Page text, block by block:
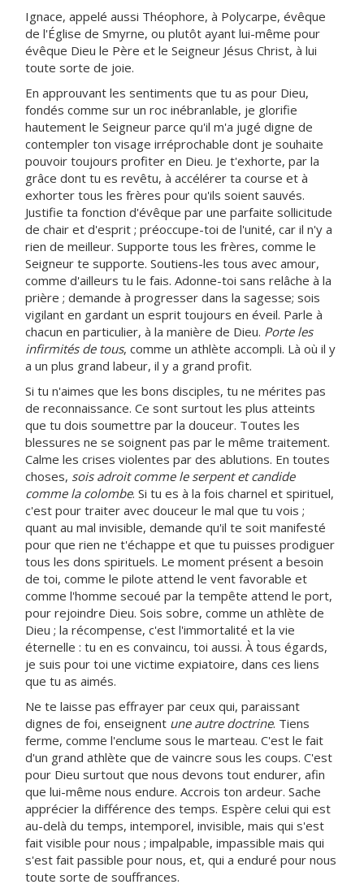
Ignace, appelé aussi Théophore, à Polycarpe, évêque
de l'Église de Smyrne, ou plutôt ayant lui-même pour
évêque Dieu le Père et le Seigneur Jésus Christ, à lui
toute sorte de joie.
En approuvant les sentiments que tu as pour Dieu,
fondés comme sur un roc inébranlable, je glorifie
hautement le Seigneur parce qu'il m'a jugé digne de
contempler ton visage irréprochable dont je souhaite
pouvoir toujours profiter en Dieu. Je t'exhorte, par la
grâce dont tu es revêtu, à accélérer ta course et à
exhorter tous les frères pour qu'ils soient sauvés.
Justifie ta fonction d'évêque par une parfaite sollicitude
de chair et d'esprit ; préoccupe-toi de l'unité, car il n'y a
rien de meilleur. Supporte tous les frères, comme le
Seigneur te supporte. Soutiens-les tous avec amour,
comme d'ailleurs tu le fais. Adonne-toi sans relâche à la
prière ; demande à progresser dans la sagesse; sois
vigilant en gardant un esprit toujours en éveil. Parle à
chacun en particulier, à la manière de Dieu. Porte les
infirmités de tous, comme un athlète accompli. Là où il y
a un plus grand labeur, il y a grand profit.
Si tu n'aimes que les bons disciples, tu ne mérites pas
de reconnaissance. Ce sont surtout les plus atteints
que tu dois soumettre par la douceur. Toutes les
blessures ne se soignent pas par le même traitement.
Calme les crises violentes par des ablutions. En toutes
choses, sois adroit comme le serpent et candide
comme la colombe. Si tu es à la fois charnel et spirituel,
c'est pour traiter avec douceur le mal que tu vois ;
quant au mal invisible, demande qu'il te soit manifesté
pour que rien ne t'échappe et que tu puisses prodiguer
tous les dons spirituels. Le moment présent a besoin
de toi, comme le pilote attend le vent favorable et
comme l'homme secoué par la tempête attend le port,
pour rejoindre Dieu. Sois sobre, comme un athlète de
Dieu ; la récompense, c'est l'immortalité et la vie
éternelle : tu en es convaincu, toi aussi. À tous égards,
je suis pour toi une victime expiatoire, dans ces liens
que tu as aimés.
Ne te laisse pas effrayer par ceux qui, paraissant
dignes de foi, enseignent une autre doctrine. Tiens
ferme, comme l'enclume sous le marteau. C'est le fait
d'un grand athlète que de vaincre sous les coups. C'est
pour Dieu surtout que nous devons tout endurer, afin
que lui-même nous endure. Accrois ton ardeur. Sache
apprécier la différence des temps. Espère celui qui est
au-delà du temps, intemporel, invisible, mais qui s'est
fait visible pour nous ; impalpable, impassible mais qui
s'est fait passible pour nous, et, qui a enduré pour nous
toute sorte de souffrances.